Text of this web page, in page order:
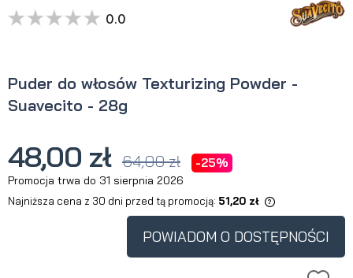
Puder do włosów Texturizing Powder -
Suavecito - 28g
0.0
48,00 zł 64,00 zł -25%
Promocja trwa do 31 sierpnia 2026
Najniższa cena z 30 dni przed tą promocją: 51,20 zł
Jeżeli produkt jest sprzedawany
krócej niż 30 dni, wyświetlana jest
produkt pojawił się w sprzedaży.
POWIADOM O DOSTĘPNOŚCI